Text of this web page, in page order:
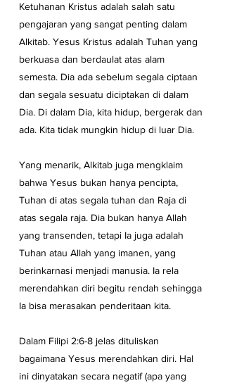
Ketuhanan Kristus adalah salah satu
pengajaran yang sangat penting dalam
Alkitab. Yesus Kristus adalah Tuhan yang
berkuasa dan berdaulat atas alam
semesta. Dia ada sebelum segala ciptaan
dan segala sesuatu diciptakan di dalam
Dia. Di dalam Dia, kita hidup, bergerak dan
ada. Kita tidak mungkin hidup di luar Dia.
Yang menarik, Alkitab juga mengklaim
bahwa Yesus bukan hanya pencipta,
Tuhan di atas segala tuhan dan Raja di
atas segala raja. Dia bukan hanya Allah
yang transenden, tetapi Ia juga adalah
Tuhan atau Allah yang imanen, yang
berinkarnasi menjadi manusia. Ia rela
merendahkan diri begitu rendah sehingga
Ia bisa merasakan penderitaan kita.
Dalam Filipi 2:6-8 jelas dituliskan
bagaimana Yesus merendahkan diri. Hal
ini dinyatakan secara negatif (apa yang